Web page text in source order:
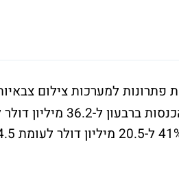
פתרונות למערכות צילום